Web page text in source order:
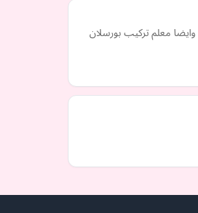
معلم تركيب بورسلان